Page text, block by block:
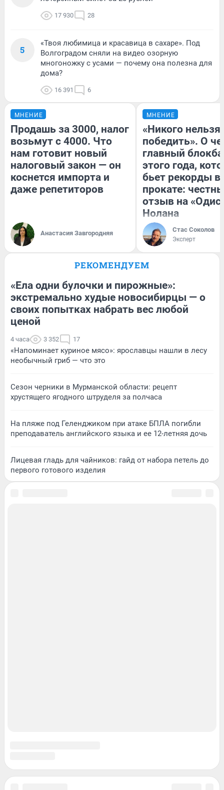
17 930 28
5
«Твоя любимица и красавица в сахаре». Под
Волгоградом сняли на видео озорную
многоножку с усами — почему она полезна для
дома?
16 391 6
МНЕНИЕ
Продашь за 3000, налог
возьмут с 4000. Что
нам готовит новый
налоговый закон — он
коснется импорта и
даже репетиторов
Анастасия Завгородняя
МНЕНИЕ
«Никого нельзя
победить». О
главный
этого года,
бьет рекорды в
прокате:
отзыв на
Нолана
Стас Соколов
Эксперт
РЕКОМЕНДУЕМ
«Ела одни булочки и пирожные»:
экстремально худые новосибирцы — о
своих попытках набрать вес любой
ценой
4 часа 3 352 17
«Напоминает куриное мясо»: ярославцы нашли в лесу
необычный гриб — что это
Сезон черники в Мурманской области: рецепт
хрустящего ягодного штруделя за полчаса
На пляже под Геленджиком при атаке БПЛА погибли
преподаватель английского языка и ее 12-летняя дочь
Лицевая гладь для чайников: гайд от набора петель до
первого готового изделия